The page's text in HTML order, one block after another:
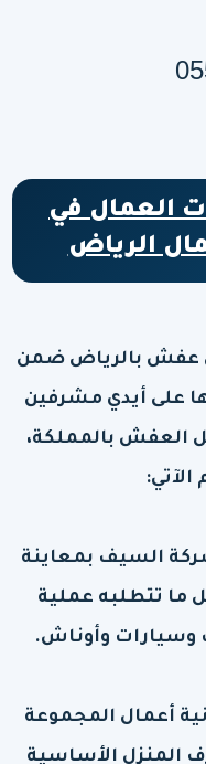
العمال في
الرياض
عفش بالرياض ضمن
على أيدي مشرفين
العفش بالمملكة،
السيف بمعاينة
ما تتطلبه عملية
وسيارات وأوناش.
أعمال المجموعة
المنزل الأساسية